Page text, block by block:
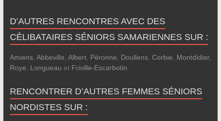
D’AUTRES RENCONTRES AVEC DES
CÉLIBATAIRES SÉNIORS SAMARIENNES SUR :
Amiens, Abbeville Albert, Péronne Doullens, Corbie Montdidier,
Roye
Longueau et Friville-Escarbotin
RENCONTRER D’AUTRES FEMMES SÉNIORS
NORDISTES SUR :